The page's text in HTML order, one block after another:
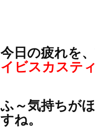
今日の疲れを
イビスカステ
ふ～気持ちが
すね。